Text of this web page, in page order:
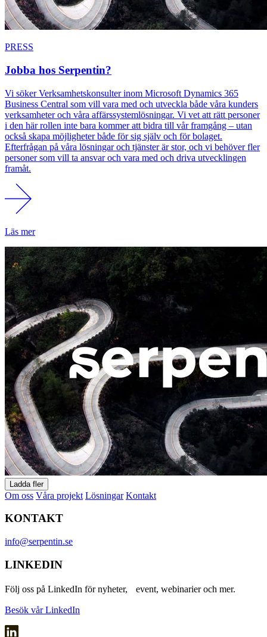
PRESS
Jobba hos Serpentin?
Vi söker Verksamhetskonsulter inom Microsoft Dynamics 365
Business Central som vill vara med och utveckla både våra kunders
verksamheter och våra affärssystemlösningar. Vi vet att rätt personer
i den här rollen inte bara kommer att bidra till vår framgång – utan
också skapa möjligheter både för sig själv och för bolaget.
Efterfrågan på våra lösningar och tjänster är stor, och vi behöver fler
personer som vill ta ansvar och vara med och driva utvecklingen
framåt.
Läs mer
Ladda fler
Om oss Våra projekt Lösningar Kontakt
KONTAKT
info@serpentin.se
LINKEDIN
Följ oss på LinkedIn för nyheter, event, webinarier och mer.
Besök vår LinkedIn